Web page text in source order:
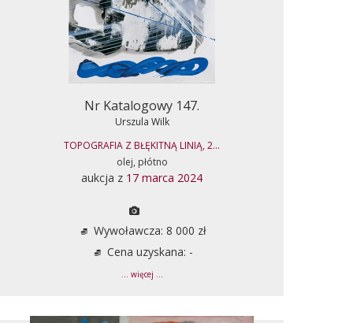
Nr Katalogowy 147.
Urszula Wilk
TOPOGRAFIA Z BŁĘKITNĄ LINIĄ, 2...
olej, płótno
aukcja z 17 marca 2024
Wywoławcza: 8 000 zł
Cena uzyskana: -
... więcej ...